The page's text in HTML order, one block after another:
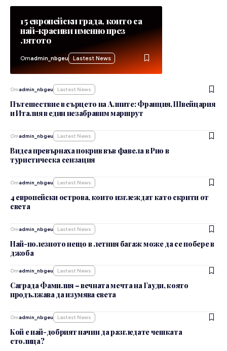
15 европейски града, които са
най-красиви именно през
лятото
Отadmin_nbgeu Lastest News
Отadmin_nbgeu Lastest News
Пътешествие в сърцето на Алпите: Франция, Швейцария
и Италия в един незабравим маршрут
Отadmin_nbgeu Lastest News
Видеа превърнаха покрив във фавела в Рио в
туристическа сензация
Отadmin_nbgeu Lastest News
4 европейски острова, които изглеждат като скрити от
света
Отadmin_nbgeu Lastest News
Най-полезното нещо в летния багаж може да се побере в
джоба
Отadmin_nbgeu Lastest News
Саграда Фамилия – вечната мечта на Гауди, която
продължава да изумява света
Отadmin_nbgeu Lastest News
Кой е най-добрият начин да разгледате чешката
столица?